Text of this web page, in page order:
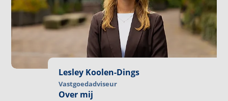
Lesley Koolen-Dings
Vastgoedadviseur
Over mij